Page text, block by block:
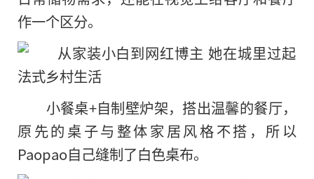
作一个区分。
小餐桌+自制壁炉架，搭出温馨的餐厅，
原先的桌子与整体家居风格不搭，所以
Paopao自己缝制了白色桌布。